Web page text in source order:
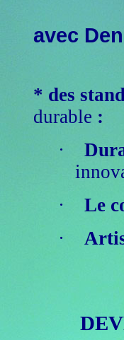
avec
* des
durable :
·
·
Le
·